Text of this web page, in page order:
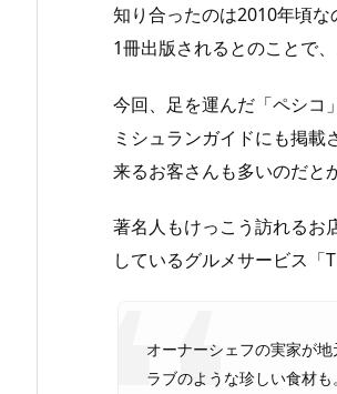
知り合ったのは2010年頃
1冊出版されるとのことで
今回、足を運んだ「ペシコ
ミシュランガイドにも掲
来るお客さんも多いのだとか
著名人もけっこう訪れるお
しているグルメサービス「
オーナーシェフの実家が
ラブのような珍しい食材